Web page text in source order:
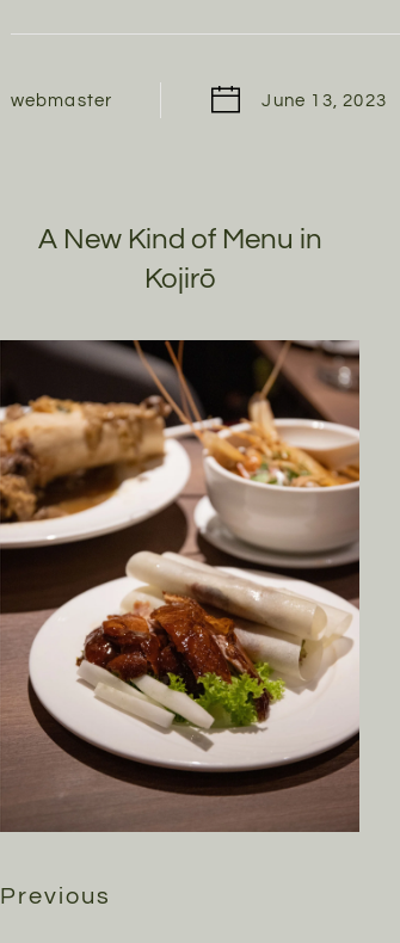
webmaster June 13, 2023
A New Kind of Menu in
Kojirō
Previous